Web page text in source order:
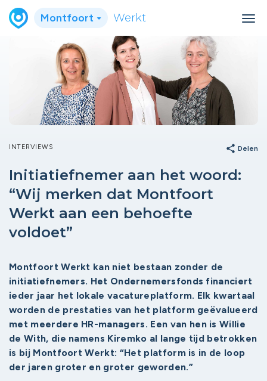
Montfoort Werkt
INTERVIEWS share Delen
Initiatiefnemer aan het woord:
“Wij merken dat Montfoort
Werkt aan een behoefte
voldoet”
Montfoort Werkt kan niet bestaan zonder de
initiatiefnemers. Het Ondernemersfonds financiert
ieder jaar het lokale vacatureplatform. Elk kwartaal
worden de prestaties van het platform geëvalueerd
met meerdere HR-managers. Een van hen is Willie
de With, die namens Kiremko al lange tijd betrokken
is bij Montfoort Werkt: “Het platform is in de loop
der jaren groter en groter geworden.”